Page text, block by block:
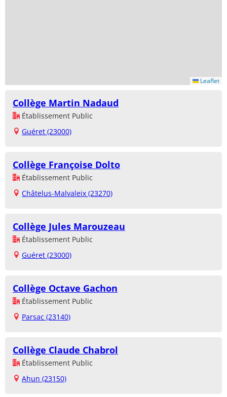
Leaflet
Collège Martin Nadaud
Établissement Public
Guéret (23000)
Collège Françoise Dolto
Établissement Public
Châtelus-Malvaleix (23270)
Collège Jules Marouzeau
Établissement Public
Guéret (23000)
Collège Octave Gachon
Établissement Public
Parsac (23140)
Collège Claude Chabrol
Établissement Public
Ahun (23150)